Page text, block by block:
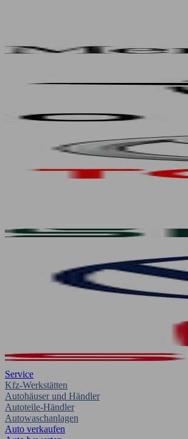
Service
Kfz-Werkstätten
Autohäuser und Händler
Autoteile-Händler
Autowaschanlagen
Auto verkaufen